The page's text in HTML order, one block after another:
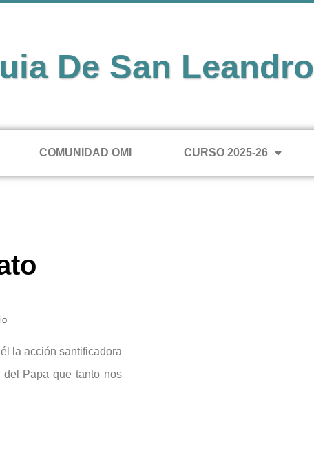
De San Leandro
COMUNIDAD OMI CURSO 2025-26
la acción santificadora
Papa que tanto nos